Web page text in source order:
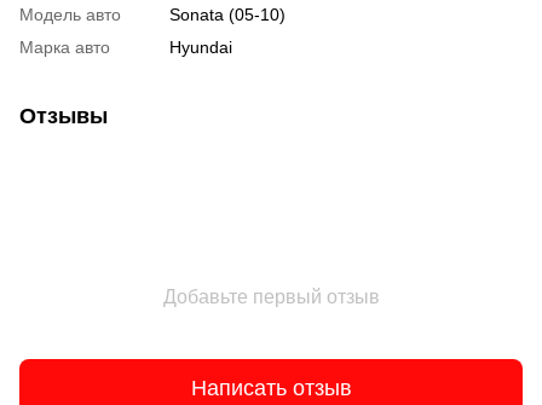
Модель авто
Sonata (05-10)
Марка авто
Hyundai
Отзывы
Добавьте первый отзыв
Написать отзыв